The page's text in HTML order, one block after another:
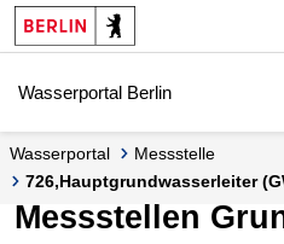
Springe zur Navigation
Springe zum Inhalt
Wasserportal Berlin
Wasserportal
Messstelle
726,Hauptgrundwasserleiter
Messstellen